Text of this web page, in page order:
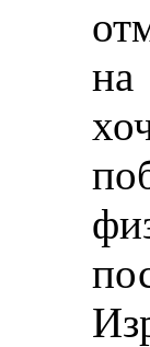
на